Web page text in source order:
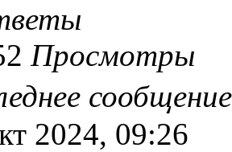
Просмотры
2024, 09:26